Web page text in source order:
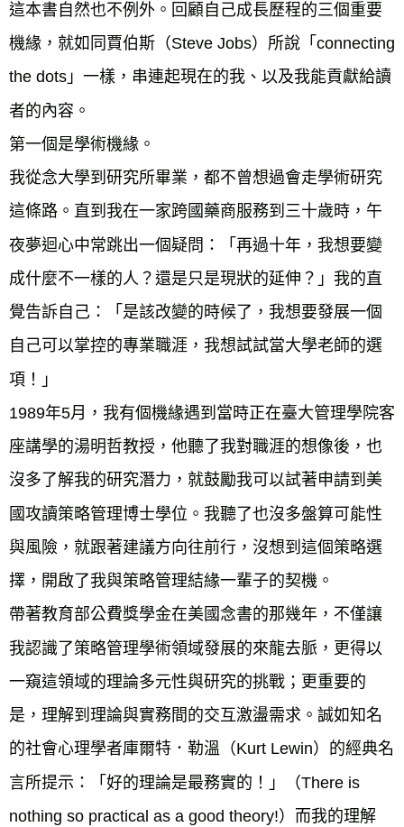
這本書自然也不例外。回顧自己成長歷程的三個重要
機緣，就如同賈伯斯（Steve Jobs）所說「connecting
the dots」一樣，串連起現在的我、以及我能貢獻給讀
者的內容。
第一個是學術機緣。
我從念大學到研究所畢業，都不曾想過會走學術研究
這條路。直到我在一家跨國藥商服務到三十歲時，午
夜夢迴心中常跳出一個疑問：「再過十年，我想要變
成什麼不一樣的人？還是只是現狀的延伸？」我的直
覺告訴自己：「是該改變的時候了，我想要發展一個
自己可以掌控的專業職涯，我想試試當大學老師的選
項！」
1989年5月，我有個機緣遇到當時正在臺大管理學院客
座講學的湯明哲教授，他聽了我對職涯的想像後，也
沒多了解我的研究潛力，就鼓勵我可以試著申請到美
國攻讀策略管理博士學位。我聽了也沒多盤算可能性
與風險，就跟著建議方向往前行，沒想到這個策略選
擇，開啟了我與策略管理結緣一輩子的契機。
帶著教育部公費獎學金在美國念書的那幾年，不僅讓
我認識了策略管理學術領域發展的來龍去脈，更得以
一窺這領域的理論多元性與研究的挑戰；更重要的
是，理解到理論與實務間的交互激盪需求。誠如知名
的社會心理學者庫爾特．勒溫（Kurt Lewin）的經典名
言所提示：「好的理論是最務實的！」（There is
nothing so practical as a good theory!）而我的理解